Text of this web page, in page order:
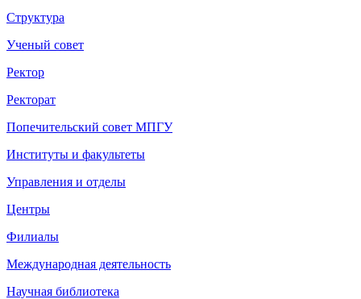
Структура
Ученый совет
Ректор
Ректорат
Попечительский совет МПГУ
Институты и факультеты
Управления и отделы
Центры
Филиалы
Международная деятельность
Научная библиотека